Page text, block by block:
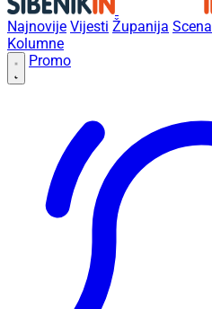
Najnovije Vijesti Županija Scena
Kolumne
Promo